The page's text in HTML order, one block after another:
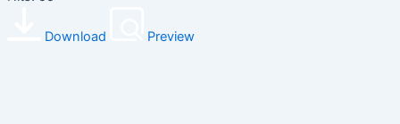
Download Preview